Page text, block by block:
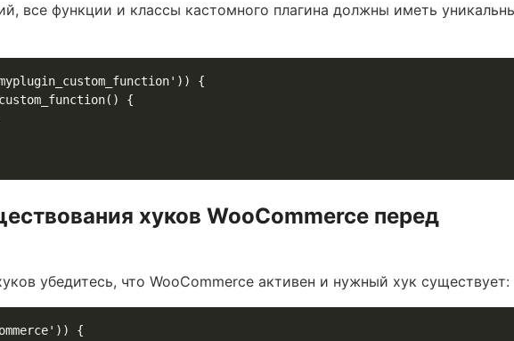
все функции и классы кастомного плагина должны иметь
{
хуков WooCommerce перед
убедитесь, что WooCommerce активен и нужный хук существует:
{